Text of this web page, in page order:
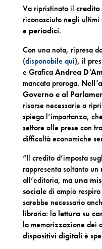
Va ripristinato il credito
riconosciuto negli
e periodici.
Con una nota, ripresa
(disponobile qui), il
e GraficaAndrea
mancata proroga.
Governo e al
risorse necessarie a
spiega l’importanza,
settore alle prese con
difficoltà economiche
“Il credito d’imposta
rappresenta soltanto un
all’editoria, ma una
socialedi ampio respiro
sarebbe necessario
libraria: la lettura su
la memorizzazione dei
dispositivi digitali è